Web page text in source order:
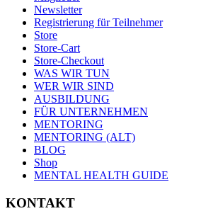
Newsletter
Registrierung für Teilnehmer
Store
Store-Cart
Store-Checkout
WAS WIR TUN
WER WIR SIND
AUSBILDUNG
FÜR UNTERNEHMEN
MENTORING
MENTORING (ALT)
BLOG
Shop
MENTAL HEALTH GUIDE
KONTAKT